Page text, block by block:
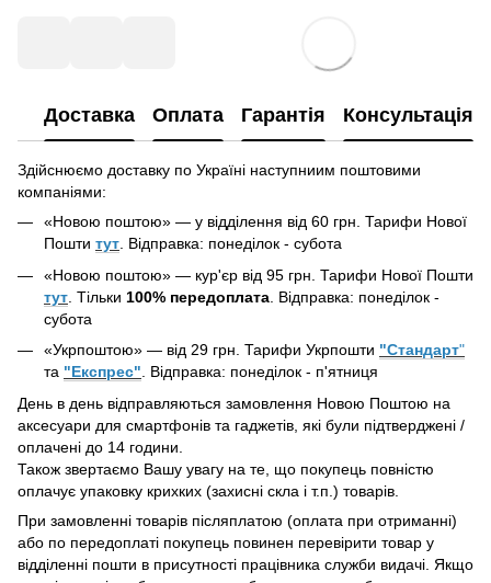
Доставка Оплата Гарантія Консультація
Здійснюємо доставку по Україні наступниим поштовими
компаніями:
«Новою поштою» — у відділення від 60 грн. Тарифи Нової
Пошти тут. Відправка: понеділок - субота
«Новою поштою» — кур'єр від 95 грн. Тарифи Нової Пошти
тут . Тільки 100% передоплата . Відправка: понеділок -
субота
«Укрпоштою» — від 29 грн. Тарифи Укрпошти "Стандарт"
та "Експрес". Відправка: понеділок - п'ятниця
День в день відправляються замовлення Новою Поштою на
аксесуари для смартфонів та гаджетів, які були підтверджені /
оплачені до 14 години.
Також звертаємо Вашу увагу на те, що покупець повністю
оплачує упаковку крихких (захисні скла і т.п.) товарів.
При замовленні товарів післяплатою (оплата при отриманні)
або по передоплаті покупець повинен перевірити товар у
відділенні пошти в присутності працівника служби видачі. Якщо